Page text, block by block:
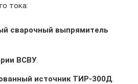
тока:
сварочный выпрямитель
ВСВУ.
источник ТИР-300Д.